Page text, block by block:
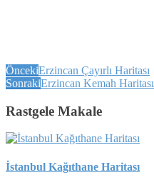
ÖncekiErzincan Çayırlı Haritası
SonrakiErzincan Kemah Haritası
Rastgele Makale
İstanbul Kağıthane Haritası